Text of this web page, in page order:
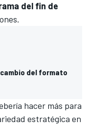
del fin de
cambio del formato
hacer más para
estratégica en